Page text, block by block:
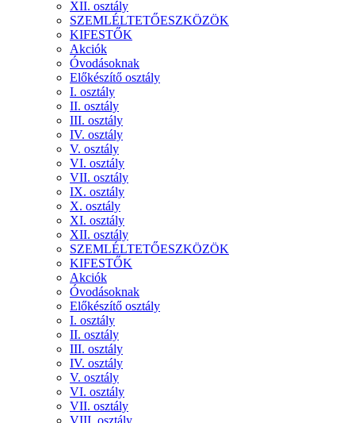
XII. osztály
SZEMLÉLTETŐESZKÖZÖK
KIFESTŐK
Akciók
Óvodásoknak
Előkészítő osztály
I. osztály
II. osztály
III. osztály
IV. osztály
V. osztály
VI. osztály
VII. osztály
IX. osztály
X. osztály
XI. osztály
XII. osztály
SZEMLÉLTETŐESZKÖZÖK
KIFESTŐK
Akciók
Óvodásoknak
Előkészítő osztály
I. osztály
II. osztály
III. osztály
IV. osztály
V. osztály
VI. osztály
VII. osztály
VIII. osztály